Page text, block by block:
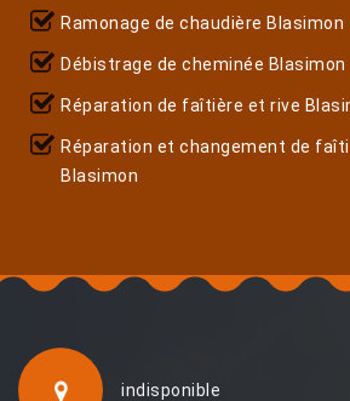
Ramonage de chaudière Blasimon
Débistrage de cheminée Blasimon
Réparation de faîtière et rive
Réparation et changement de
Blasimon
indisponible